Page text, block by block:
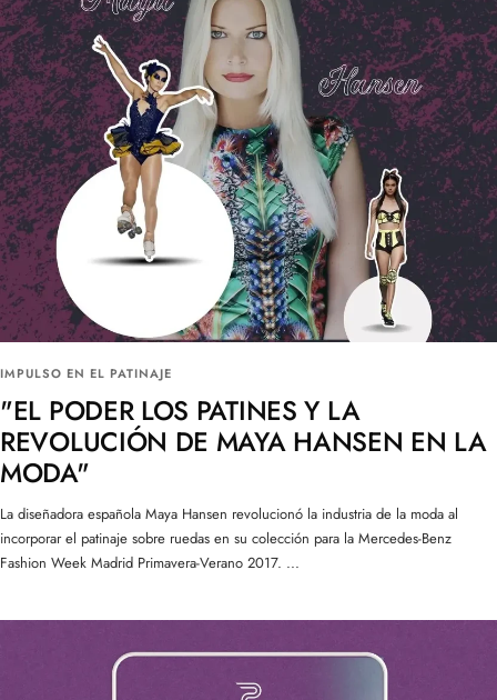
IMPULSO EN EL PATINAJE
"EL PODER LOS PATINES Y LA
REVOLUCIÓN DE MAYA HANSEN EN LA
MODA"
La diseñadora española Maya Hansen revolucionó la industria de la moda al
incorporar el patinaje sobre ruedas en su colección para la Mercedes-Benz
Fashion Week Madrid Primavera-Verano 2017. ...